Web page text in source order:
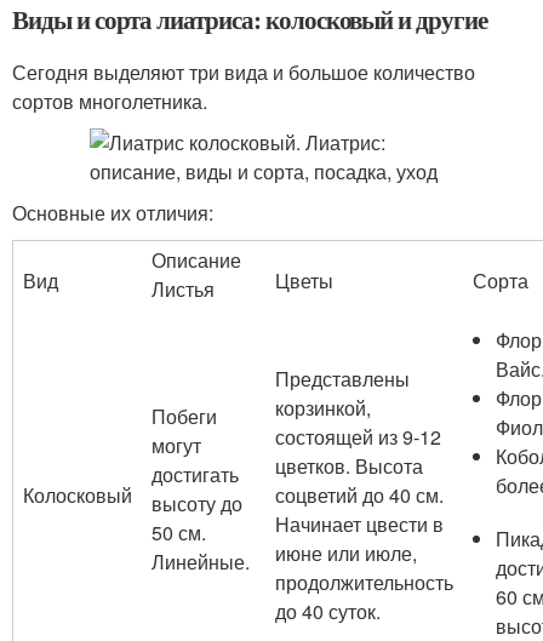
Виды и сорта лиатриса: колосковый и другие
Сегодня выделяют три вида и большое количество
сортов многолетника.
Основные их отличия:
Вид
Описание
Листья
Цветы Сорта
Колосковый
Побеги
могут
достигать
высоту до
50 см.
Линейные.
Представлены
корзинкой,
состоящей из 9-12
цветков. Высота
соцветий до 40 см.
Начинает цвести в
июне или июле,
продолжительность
до 40 суток.
60